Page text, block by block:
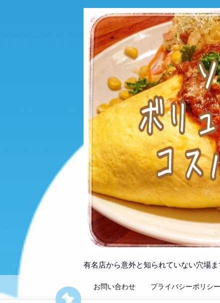
有名店から意外と知られていない穴場
お問い合わせ プライバシーポリシー